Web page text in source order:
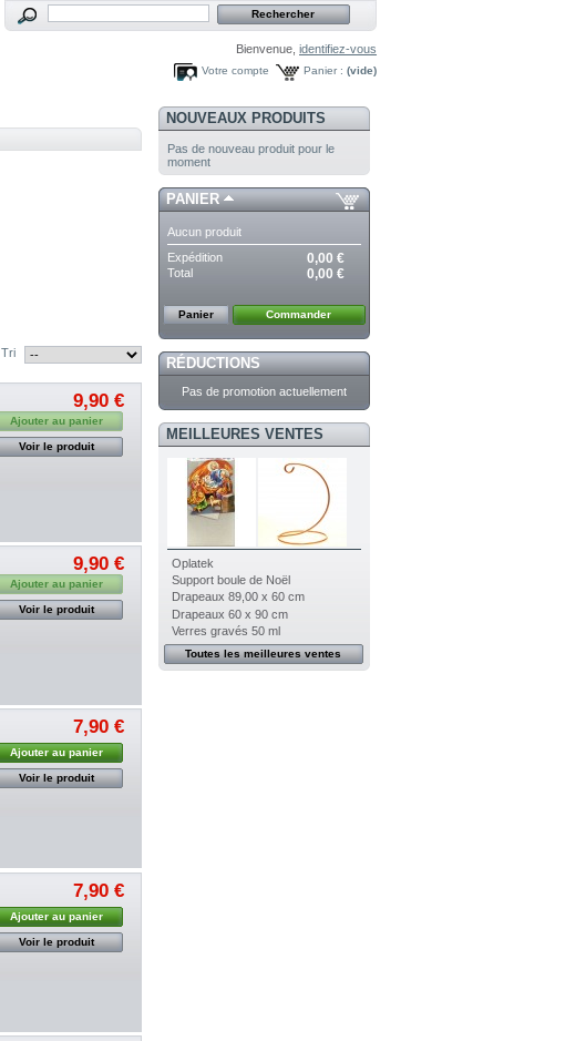
Bienvenue,identifiez-vous
Panier : (vide)
Votre compte
Tri
9,90 €
Ajouter au panier
Voir le produit
9,90 €
Ajouter au panier
Voir le produit
7,90 €
Ajouter au panier
Voir le produit
7,90 €
Ajouter au panier
Voir le produit
NOUVEAUX PRODUITS
Pas de nouveau produit pour le
moment
PANIER
Aucun produit
Expédition
0,00 €
Total 0,00 €
Panier Commander
RÉDUCTIONS
Pas de promotion actuellement
MEILLEURES VENTES
Oplatek
Support boule de Noël
Drapeaux 89,00 x 60 cm
Drapeaux 60 x 90 cm
Verres gravés 50 ml
Toutes les meilleures ventes